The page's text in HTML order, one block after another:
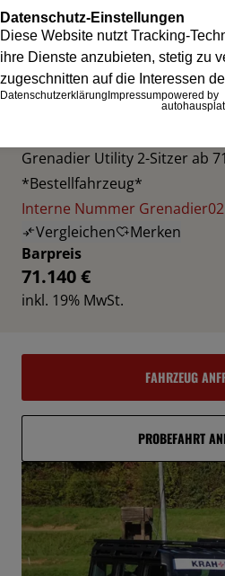
Grenadier Utility 2-Sitzer ab
*Bestellfahrzeug*
Interne Nummer Grenadier02
Vergleichen
Merken
Barpreis
71.140 €
inkl. 19% MwSt.
FAHRZEUG
PROBEFAHRT